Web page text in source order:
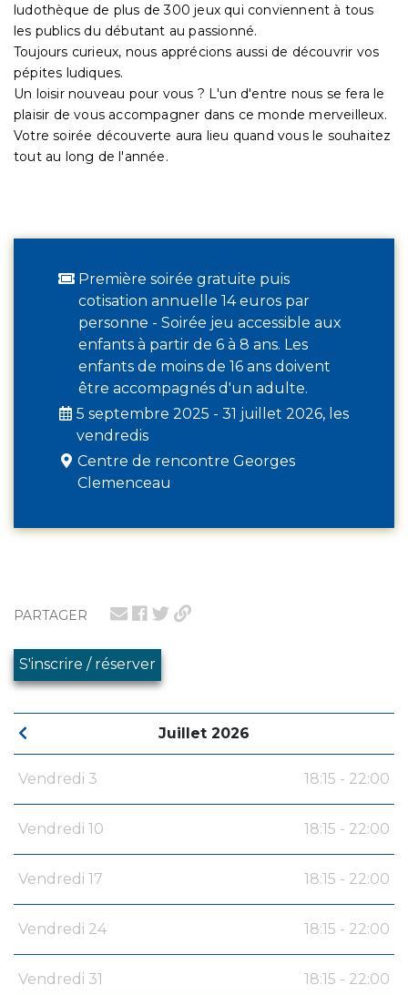
PARTAGER
S'inscrire / réserver
Juillet 2026
Vendredi 3 18:15 - 22:00
Vendredi 10 18:15 - 22:00
Vendredi 17 18:15 - 22:00
Vendredi 24 18:15 - 22:00
Vendredi 31 18:15 - 22:00
ludothèque de plus de 300 jeux qui conviennent à tous
les publics du débutant au passionné.
Toujours curieux, nous apprécions aussi de découvrir vos
pépites ludiques.
Un loisir nouveau pour vous ? L'un d'entre nous se fera le
plaisir de vous accompagner dans ce monde merveilleux.
Votre soirée découverte aura lieu quand vous le souhaitez
tout au long de l'année.
Première soirée gratuite puis
cotisation annuelle 14 euros par
personne - Soirée jeu accessible aux
enfants à partir de 6 à 8 ans. Les
enfants de moins de 16 ans doivent
être accompagnés d'un adulte.
5 septembre 2025 - 31 juillet 2026, les
vendredis
Centre de rencontre Georges
Clemenceau